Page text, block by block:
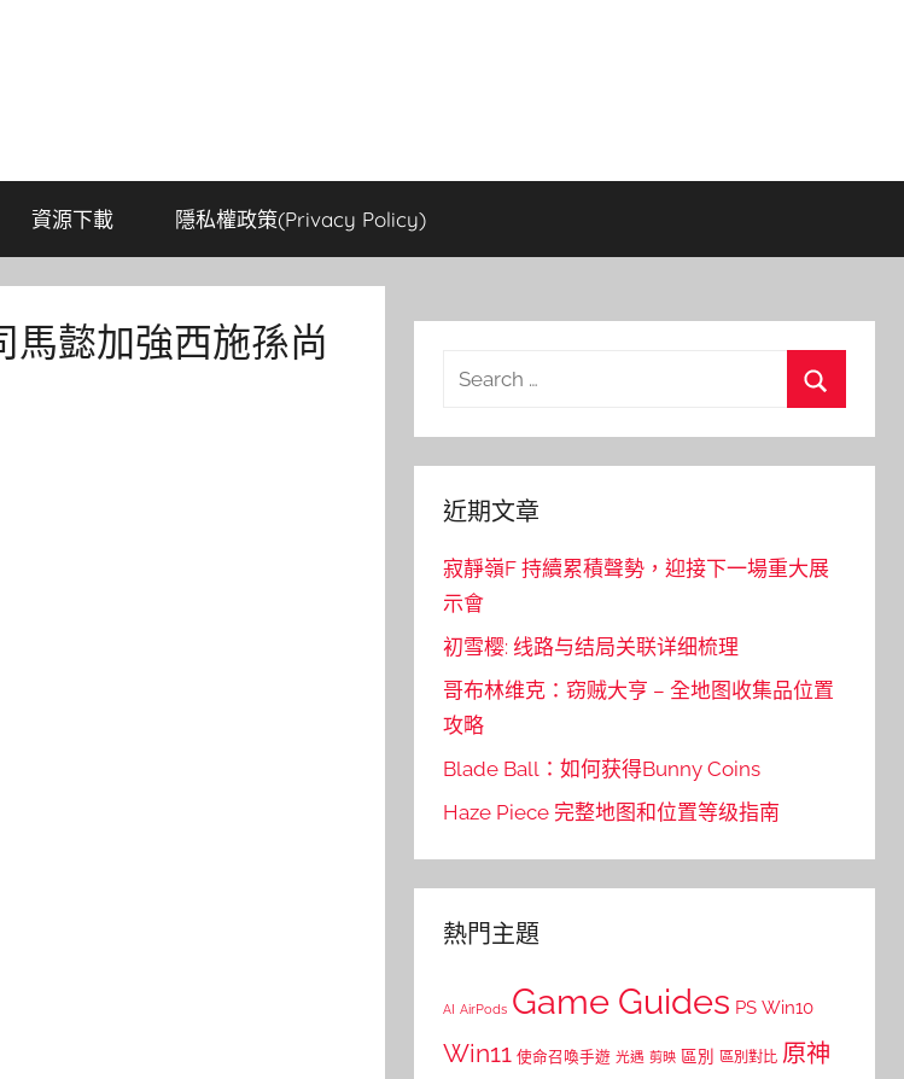
資源下載 隱私權政策(Privacy Policy)
馬懿加強西施孫尚
Search
近期文章
寂靜嶺F 持續累積聲勢，迎接下一場重大展
示會
初雪樱: 线路与结局关联详细梳理
哥布林维克：窃贼大亨 – 全地图收集品位置
攻略
Blade Ball：如何获得Bunny Coins
Haze Piece 完整地图和位置等级指南
熱門主題
AI AirPods Game Guides PS Win10
Win11 使命召喚手遊 光遇 剪映 區別 區別對比 原神